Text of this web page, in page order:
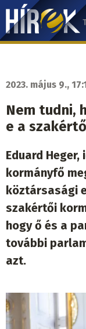
Ugrás
tartalomra
Hírek.sk
navigáció
2023. május 9.,
Nem tudni,
e a
Eduard
kormányfő
köztársasági
szakértői
hogy ő és a
további
azt.